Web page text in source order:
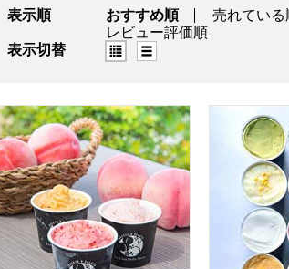
表示順 おすすめ順 売れている
レビュー評価順
表示切替
グリッド表示（タイル
ーチ専科ヤマシタ カフェラペスカ 6品種
ピーチ専